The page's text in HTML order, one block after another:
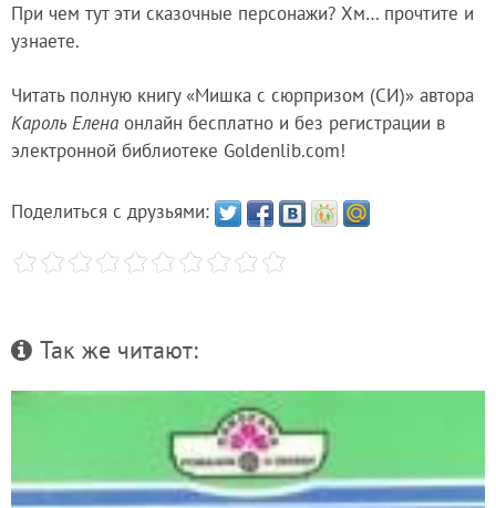
При чем тут эти сказочные персонажи? Хм… прочтите и
узнаете.
Читать полную книгу «Мишка с сюрпризом (СИ)» автора
Кароль Елена онлайн бесплатно и без регистрации в
электронной библиотеке Goldenlib.com!
Поделиться с друзьями:
Так же читают: